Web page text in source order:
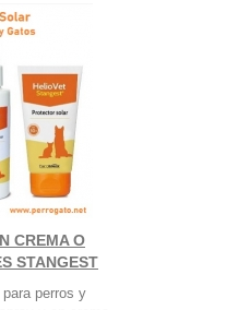
CREMA O
STANGEST
perros y